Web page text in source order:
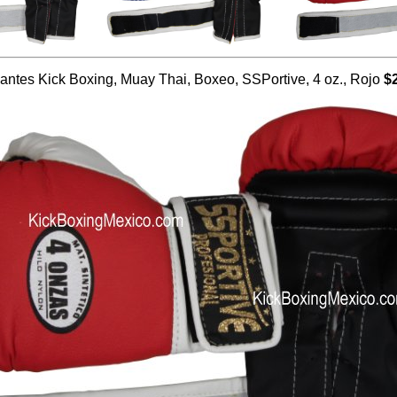
Kick Boxing, Muay Thai, Boxeo, SSPortive, 4 oz., Rojo